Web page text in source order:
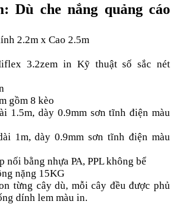
Dù che nắng quảng cáo
2.2m x Cao 2.5m
3.2zem in Kỹ thuật số sắc nét
gồm 8 kèo
1.5m, dày 0.9mm sơn tĩnh điện màu
1m, dày 0.9mm sơn tĩnh điện màu
nối bằng nhựa PA, PPL không bể
nặng 15KG
từng cây dù, mỗi cây đều được phủ
dính lem màu in.